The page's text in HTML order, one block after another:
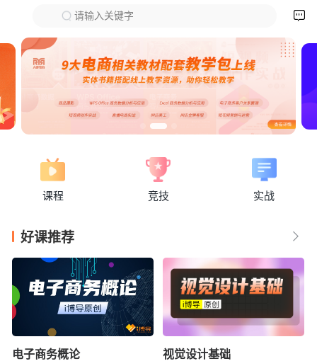
请输入关键字 
课程 竞技 实战
下拉刷新
好课推荐 
电子商务概论 视觉设计基础